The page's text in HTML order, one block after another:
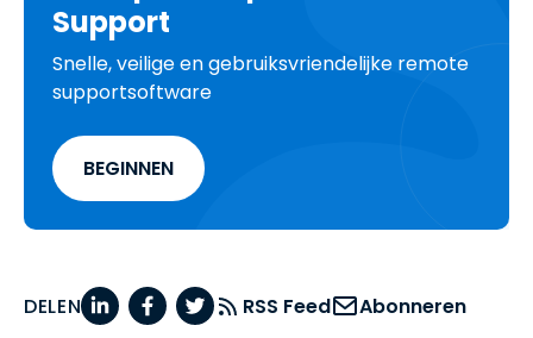
Support
Snelle, veilige en gebruiksvriendelijke remote
supportsoftware
BEGINNEN
DELEN RSS Feed Abonneren